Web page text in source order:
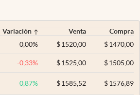
Variación Venta
Compra
0,00% $ 1520,00 $1470,00
-0,33% $ 1525,00 $1505,00
0,87% $ 1585,52 $1576,89